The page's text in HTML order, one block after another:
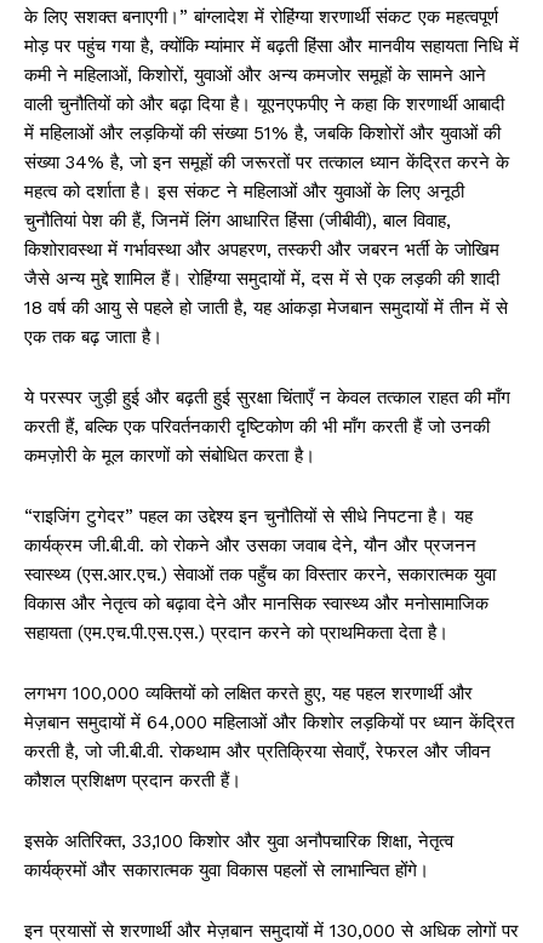
के लिए सशक्त बनाएगी।” बांग्लादेश में रोहिंग्या शरणार्थी संकट एक महत्वपूर्ण
मोड़ पर पहुंच गया है, क्योंकि म्यांमार में बढ़ती हिंसा और मानवीय सहायता निधि में
कमी ने महिलाओं, किशोरों, युवाओं और अन्य कमजोर समूहों के सामने आने
वाली चुनौतियों को और बढ़ा दिया है। यूएनएफपीए ने कहा कि शरणार्थी आबादी
में महिलाओं और लड़कियों की संख्या 51% है, जबकि किशोरों और युवाओं की
संख्या 34% है, जो इन समूहों की जरूरतों पर तत्काल ध्यान केंद्रित करने के
महत्व को दर्शाता है। इस संकट ने महिलाओं और युवाओं के लिए अनूठी
चुनौतियां पेश की हैं, जिनमें लिंग आधारित हिंसा (जीबीवी), बाल विवाह,
किशोरावस्था में गर्भावस्था और अपहरण, तस्करी और जबरन भर्ती के जोखिम
जैसे अन्य मुद्दे शामिल हैं। रोहिंग्या समुदायों में, दस में से एक लड़की की शादी
18 वर्ष की आयु से पहले हो जाती है, यह आंकड़ा मेजबान समुदायों में तीन में से
एक तक बढ़ जाता है।
ये परस्पर जुड़ी हुई और बढ़ती हुई सुरक्षा चिंताएँ न केवल तत्काल राहत की माँग
करती हैं, बल्कि एक परिवर्तनकारी दृष्टिकोण की भी माँग करती हैं जो उनकी
कमज़ोरी के मूल कारणों को संबोधित करता है।
“राइजिंग टुगेदर” पहल का उद्देश्य इन चुनौतियों से सीधे निपटना है। यह
कार्यक्रम जी.बी.वी. को रोकने और उसका जवाब देने, यौन और प्रजनन
स्वास्थ्य (एस.आर.एच.) सेवाओं तक पहुँच का विस्तार करने, सकारात्मक युवा
विकास और नेतृत्व को बढ़ावा देने और मानसिक स्वास्थ्य और मनोसामाजिक
सहायता (एम.एच.पी.एस.एस.) प्रदान करने को प्राथमिकता देता है।
लगभग 100,000 व्यक्तियों को लक्षित करते हुए, यह पहल शरणार्थी और
मेज़बान समुदायों में 64,000 महिलाओं और किशोर लड़कियों पर ध्यान केंद्रित
करती है, जो जी.बी.वी. रोकथाम और प्रतिक्रिया सेवाएँ, रेफरल और जीवन
कौशल प्रशिक्षण प्रदान करती हैं।
इसके अतिरिक्त, 33,100 किशोर और युवा अनौपचारिक शिक्षा, नेतृत्व
कार्यक्रमों और सकारात्मक युवा विकास पहलों से लाभान्वित होंगे।
इन प्रयासों से शरणार्थी और मेज़बान समुदायों में 130,000 से अधिक लोगों पर